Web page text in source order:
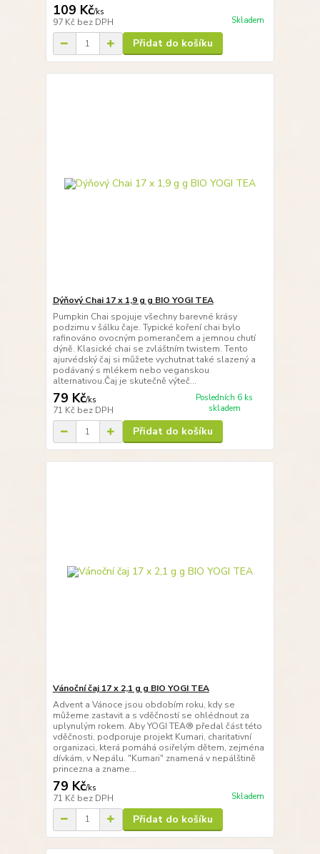
109 Kč/ks
97 Kč bez DPH Skladem
Přidat do košíku
Dýňový Chai 17 x 1,9 g g BIO YOGI TEA
Pumpkin Chai spojuje všechny barevné krásy
podzimu v šálku čaje. Typické koření chai bylo
rafinováno ovocným pomerančem a jemnou chutí
dýně. Klasické chai se zvláštním twistem. Tento
ajurvédský čaj si můžete vychutnat také slazený a
podávaný s mlékem nebo veganskou
alternativou.Čaj je skutečně výteč...
79 Kč/ks
71 Kč bez DPH
Posledních 6 ks
skladem
Přidat do košíku
Vánoční čaj 17 x 2,1 g g BIO YOGI TEA
Advent a Vánoce jsou obdobím roku, kdy se
můžeme zastavit a s vděčností se ohlédnout za
uplynulým rokem. Aby YOGI TEA® předal část této
vděčnosti, podporuje projekt Kumari, charitativní
organizaci, která pomáhá osiřelým dětem, zejména
dívkám, v Nepálu. "Kumari" znamená v nepálštině
princezna a zname...
79 Kč/ks
71 Kč bez DPH Skladem
Přidat do košíku